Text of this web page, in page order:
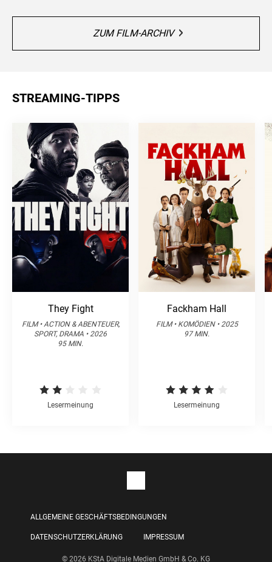
ZUM FILM-ARCHIV
STREAMING-TIPPS
They Fight
FILM • ACTION & ABENTEUER,
SPORT, DRAMA • 2026
95 MIN.
Lesermeinung
Fackham Hall
FILM • KOMÖDIEN • 2025
97 MIN.
Lesermeinung
ALLGEMEINE GESCHÄFTSBEDINGUNGEN
DATENSCHUTZERKLÄRUNG IMPRESSUM
© 2026 KStA Digitale Medien GmbH & Co. KG